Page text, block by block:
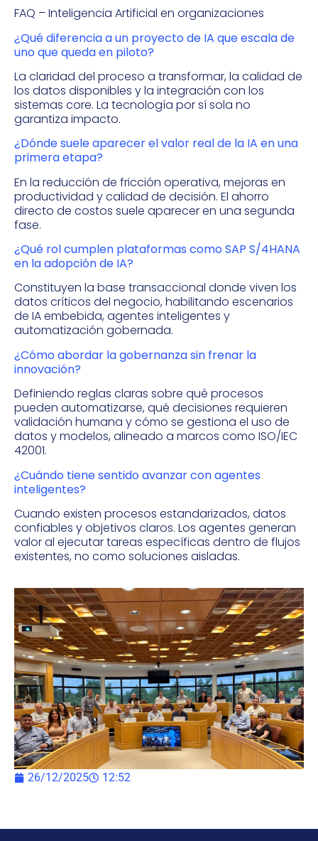
FAQ – Inteligencia Artificial en organizaciones
¿Qué diferencia a un proyecto de IA que escala de
uno que queda en piloto?
La claridad del proceso a transformar, la calidad de
los datos disponibles y la integración con los
sistemas core. La tecnología por sí sola no
garantiza impacto.
¿Dónde suele aparecer el valor real de la IA en una
primera etapa?
En la reducción de fricción operativa, mejoras en
productividad y calidad de decisión. El ahorro
directo de costos suele aparecer en una segunda
fase.
¿Qué rol cumplen plataformas como SAP S/4HANA
en la adopción de IA?
Constituyen la base transaccional donde viven los
datos críticos del negocio, habilitando escenarios
de IA embebida, agentes inteligentes y
automatización gobernada.
¿Cómo abordar la gobernanza sin frenar la
innovación?
Definiendo reglas claras sobre qué procesos
pueden automatizarse, qué decisiones requieren
validación humana y cómo se gestiona el uso de
datos y modelos, alineado a marcos como ISO/IEC
42001.
¿Cuándo tiene sentido avanzar con agentes
inteligentes?
Cuando existen procesos estandarizados, datos
confiables y objetivos claros. Los agentes generan
valor al ejecutar tareas específicas dentro de flujos
existentes, no como soluciones aisladas.
26/12/2025 12:52